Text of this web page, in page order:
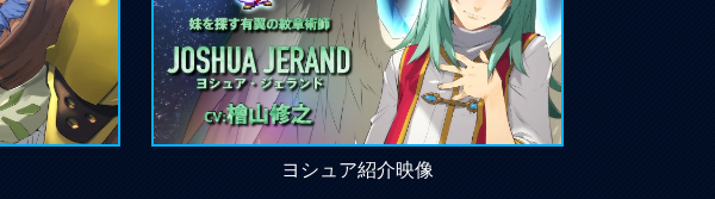
ヨシュア紹介映像